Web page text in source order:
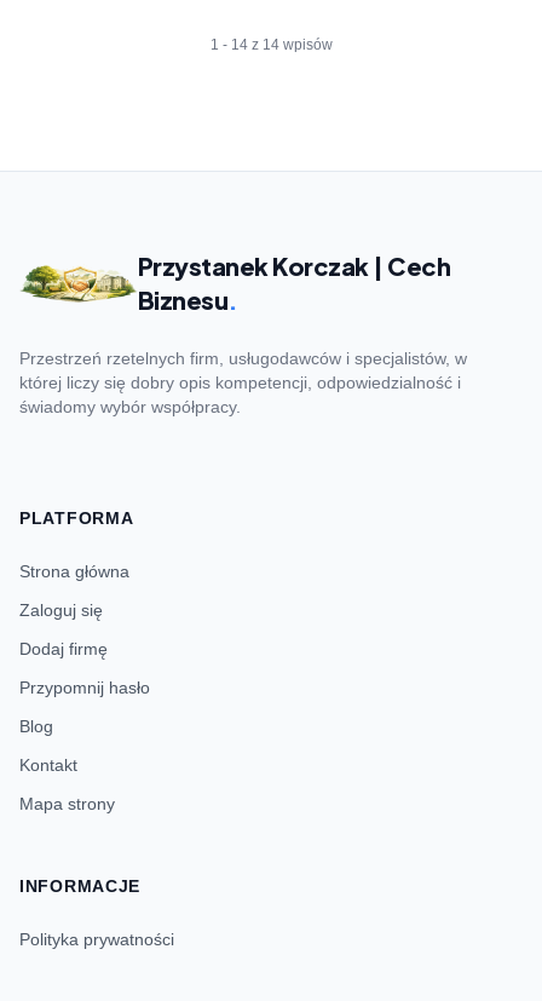
1 - 14 z 14 wpisów
Przystanek Korczak | Cech
Biznesu.
Przestrzeń rzetelnych firm, usługodawców i specjalistów, w
której liczy się dobry opis kompetencji, odpowiedzialność i
świadomy wybór współpracy.
PLATFORMA
Strona główna
Zaloguj się
Dodaj firmę
Przypomnij hasło
Blog
Kontakt
Mapa strony
INFORMACJE
Polityka prywatności